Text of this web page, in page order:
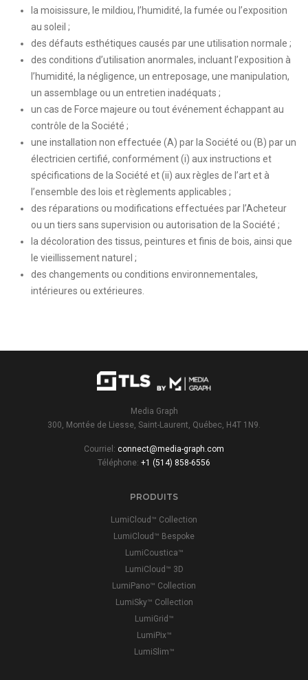
la moisissure, le mildiou, l’humidité, la fumée ou l’exposition
au soleil ;
des défauts esthétiques causés par une utilisation normale ;
des conditions d’utilisation anormales, incluant l’exposition à
l’humidité, la négligence, un entreposage, une manipulation,
un assemblage ou un entretien inadéquats ;
un cas de Force majeure ou tout événement échappant au
contrôle de la Société ;
une installation non effectuée (A) par la Société ou (B) par un
électricien certifié, conformément (i) aux instructions et
spécifications de la Société et (ii) aux règles de l’art et à
l’ensemble des lois et règlements applicables ;
des réparations ou modifications effectuées par l’Acheteur
ou un tiers sans supervision ou autorisation de la Société ;
la décoloration des tissus, peintures et finis de bois, ainsi que
le vieillissement naturel ;
des changements ou conditions environnementales,
intérieures ou extérieures.
Media Graph
300, Montée de Liesse, Saint-Laurent, Québec, H4T 1N9.
Courriel: connect@media-graph.com
Téléphone: +1 (514) 858-6556
PRODUITS
LumiCloud™ Collection
LumiCloud™ Bespoke
LumiCoustica™
LumiCloud™ 3D
LumiPano™ Collection
LumiSky™ Collection
LumiGrid™
LumiPix™
LumiSlim™